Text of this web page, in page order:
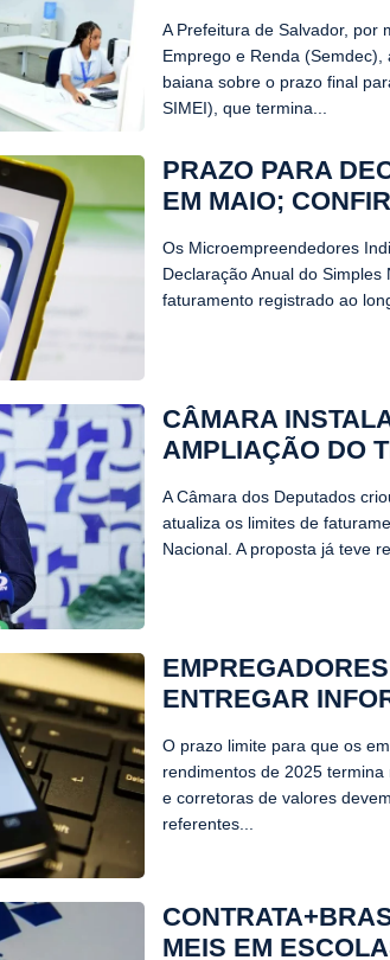
A Prefeitura de Salvador, por
Emprego e Renda
baiana sobre o prazo final
SIMEI), que termina...
PRAZO PARA
EM MAIO;
Os Microempreendedores
Declaração Anual do
faturamento registrado ao
CÂMARA
AMPLIAÇÃO DO
A Câmara dos Deputados
atualiza os limites de
Nacional. A proposta já teve
ENTREGAR
O prazo limite para que os
rendimentos de 2025
e corretoras de valores
referentes...
MEIS EM